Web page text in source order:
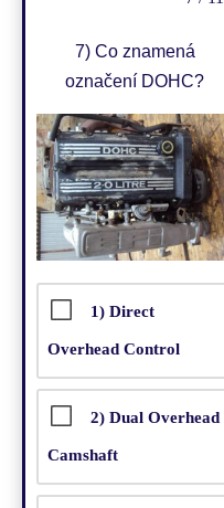
7) Co znamená
označení DOHC?
1) Direct
Overhead Control
2) Dual Overhead
Camshaft